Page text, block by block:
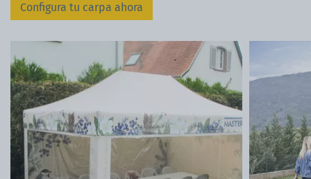
Configura tu carpa ahora